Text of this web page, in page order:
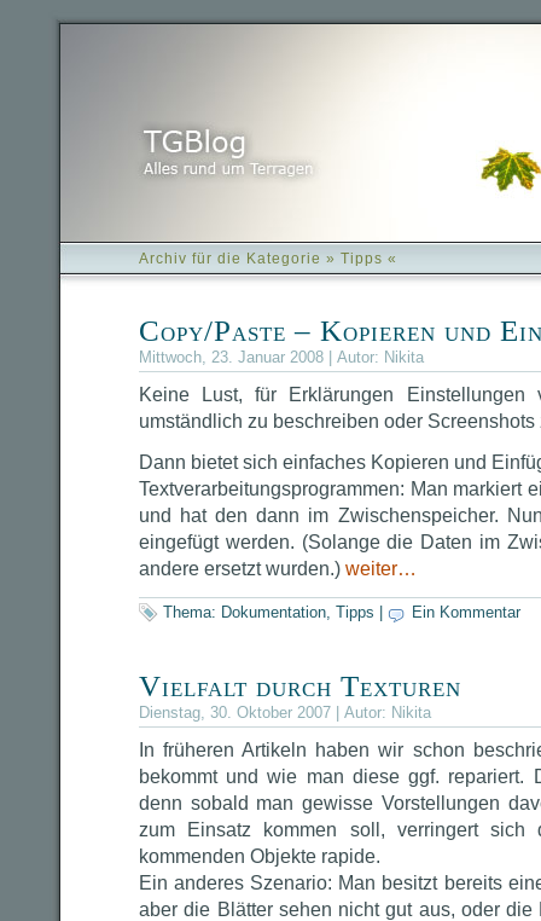
Archiv für die Kategorie » Tipps «
Copy/Paste – Kopieren und
Mittwoch, 23. Januar 2008 | Autor: Nikita
Keine Lust, für Erklärungen Einstellungen
umständlich zu beschreiben oder Screenshots
Dann bietet sich einfaches Kopieren und
Textverarbeitungsprogrammen: Man markiert
und hat den dann im Zwischenspeicher.
eingefügt werden. (Solange die Daten im
andere ersetzt wurden.) weiter…
Thema: Dokumentation, Tipps Ein Kommentar
Vielfalt durch Texturen
Dienstag, 30. Oktober 2007 | Autor: Nikita
In früheren Artikeln haben wir schon
bekommt und wie man diese ggf. repariert.
denn sobald man gewisse Vorstellungen
zum Einsatz kommen soll, verringert
kommenden Objekte rapide.
Ein anderes Szenario: Man besitzt bereits
aber die Blätter sehen nicht gut aus, oder